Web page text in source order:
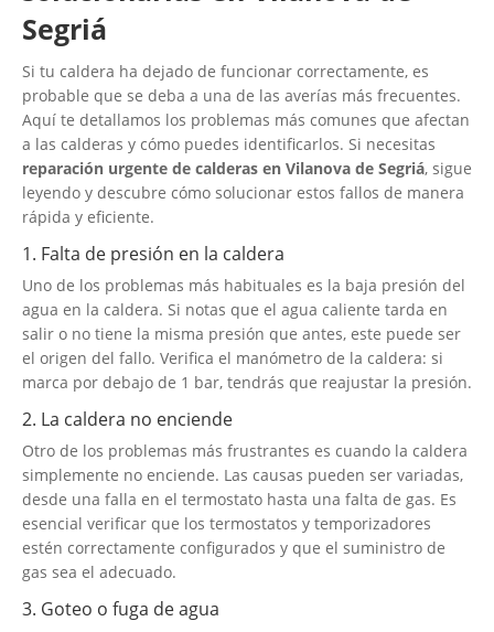
Segriá
Si tu caldera ha dejado de funcionar correctamente, es
probable que se deba a una de las averías más frecuentes.
Aquí te detallamos los problemas más comunes que afectan
a las calderas y cómo puedes identificarlos. Si necesitas
reparación urgente de calderas en Vilanova de Segriá, sigue
leyendo y descubre cómo solucionar estos fallos de manera
rápida y eficiente.
1. Falta de presión en la caldera
Uno de los problemas más habituales es la baja presión del
agua en la caldera. Si notas que el agua caliente tarda en
salir o no tiene la misma presión que antes, este puede ser
el origen del fallo. Verifica el manómetro de la caldera: si
marca por debajo de 1 bar, tendrás que reajustar la presión.
2. La caldera no enciende
Otro de los problemas más frustrantes es cuando la caldera
simplemente no enciende. Las causas pueden ser variadas,
desde una falla en el termostato hasta una falta de gas. Es
esencial verificar que los termostatos y temporizadores
estén correctamente configurados y que el suministro de
gas sea el adecuado.
3. Goteo o fuga de agua